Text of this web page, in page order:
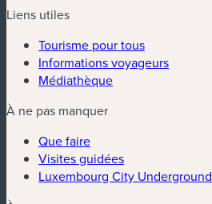
Liens utiles
Tourisme pour tous
Informations voyageurs
Médiathèque
À ne pas manquer
Que faire
Visites guidées
Luxembourg City Underground